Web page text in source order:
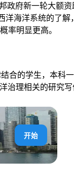
政府新一轮大额
洋海洋系统的了
率明显更高。
合的学生，本科
治理相关的研究写
开始